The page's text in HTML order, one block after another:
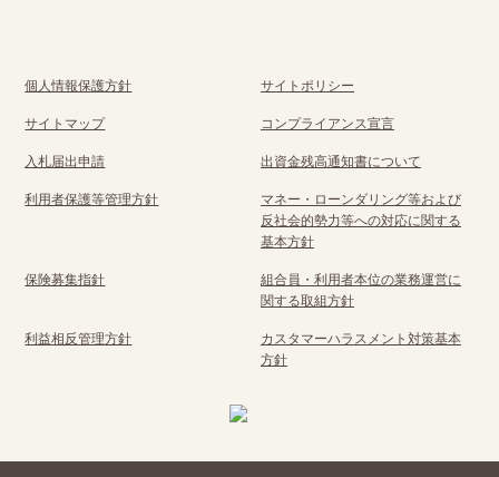
個人情報保護方針 サイトポリシー
サイトマップ コンプライアンス宣言
入札届出申請 出資金残高通知書について
利用者保護等管理方針
マネー・ローンダリング等および
反社会的勢力等への対応に関する
基本方針
保険募集指針
組合員・利用者本位の業務運営に
関する取組方針
利益相反管理方針
カスタマーハラスメント対策基本
方針